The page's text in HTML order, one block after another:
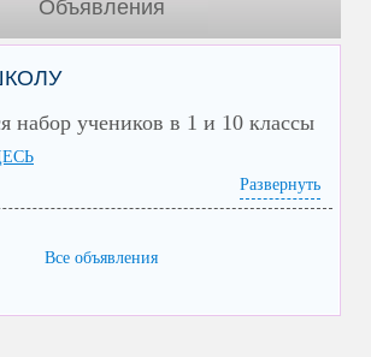
Объявления
набор учеников в 1 и 10 классы
Развернуть
Все объявления